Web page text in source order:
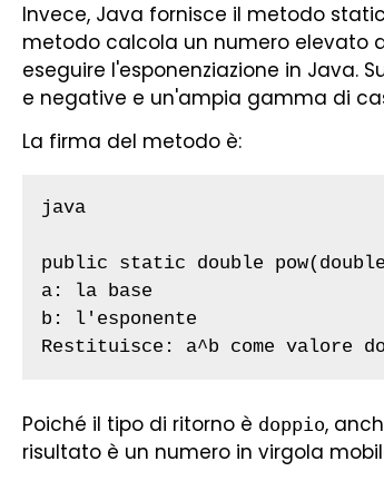
Invece, Java fornisce il metodo
metodo calcola un numero elevato
eseguire l'esponenziazione in Java.
e negative e un'ampia gamma di
La firma del metodo è:
java
public static double
a: la base
b: l'esponente
Restituisce: a^b come valore
Poiché il tipo di ritorno è doppio,
risultato è un numero in virgola